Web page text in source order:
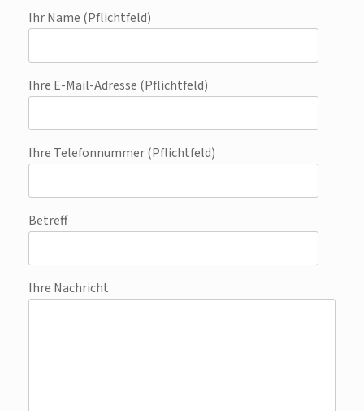
Ihr Name (Pflichtfeld)
Ihre E-Mail-Adresse (Pflichtfeld)
Ihre Telefonnummer (Pflichtfeld)
Betreff
Ihre Nachricht